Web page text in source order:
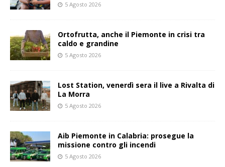
5 Agosto 2026
Ortofrutta, anche il Piemonte in crisi tra
caldo e grandine
5 Agosto 2026
Lost Station, venerdì sera il live a Rivalta di
La Morra
5 Agosto 2026
Aib Piemonte in Calabria: prosegue la
missione contro gli incendi
5 Agosto 2026